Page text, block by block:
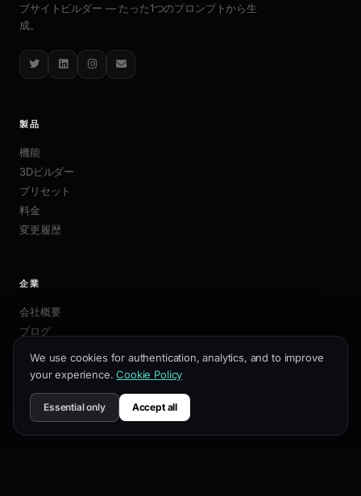
ブサイトビルダー — たった1つのプロンプトから生
成。
TwitterLinkedInInstagram
Email
製品
機能
3Dビルダー
プリセット
料金
変更履歴
企業
会社概要
ブログ
お問い合わせ
リソース
ドキュメント
We use cookies for authentication, analytics, and to improve
your experience. Cookie Policy
Essential only Accept all